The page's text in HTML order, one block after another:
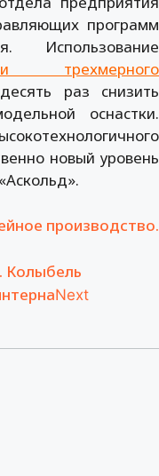
программ
Использование
трехмерного
раз снизить
оснастки.
новый уровень
производство.
Колыбель
Next